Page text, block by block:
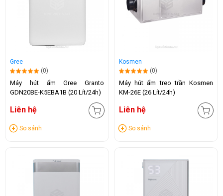
Gree
(0)
Máy hút ẩm Gree Granto
GDN20BE-K5EBA1B (20 Lít/24h)
Liên hệ
So sánh
Kosmen
(0)
Máy hút ẩm treo trần Kosmen
KM-26E (26 Lít/24h)
Liên hệ
So sánh